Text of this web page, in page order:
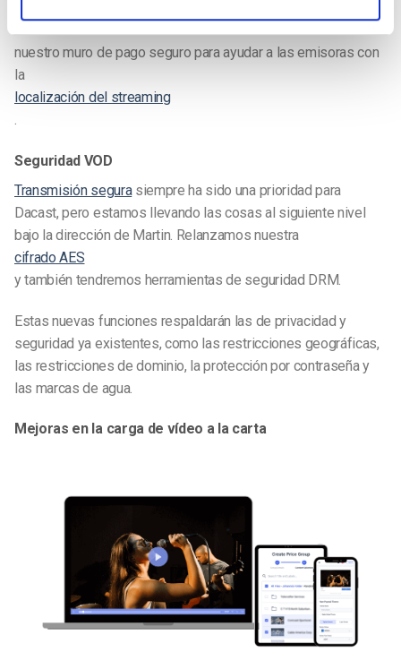
También estamos renovando la función de autoconversión de
nuestro muro de pago seguro para ayudar a las emisoras con
la
localización del streaming
.
Seguridad VOD
Transmisión segurasiempre ha sido una prioridad para
Dacast, pero estamos llevando las cosas al siguiente nivel
bajo la dirección de Martin. Relanzamos nuestra
cifrado AES
y también tendremos herramientas de seguridad DRM.
Estas nuevas funciones respaldarán las de privacidad y
seguridad ya existentes, como las restricciones geográficas,
las restricciones de dominio, la protección por contraseña y
las marcas de agua.
Mejoras en la carga de vídeo a la carta